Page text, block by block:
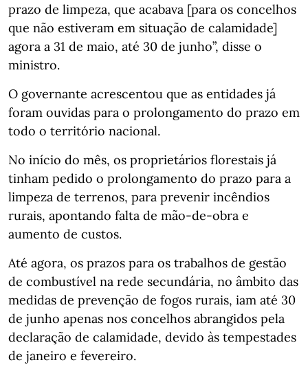
prazo de limpeza, que acabava [para os concelhos
que não estiveram em situação de calamidade]
agora a 31 de maio, até 30 de junho”, disse o
ministro.
O governante acrescentou que as entidades já
foram ouvidas para o prolongamento do prazo em
todo o território nacional.
No início do mês, os proprietários florestais já
tinham pedido o prolongamento do prazo para a
limpeza de terrenos, para prevenir incêndios
rurais, apontando falta de mão-de-obra e
aumento de custos.
Até agora, os prazos para os trabalhos de gestão
de combustível na rede secundária, no âmbito das
medidas de prevenção de fogos rurais, iam até 30
de junho apenas nos concelhos abrangidos pela
declaração de calamidade, devido às tempestades
de janeiro e fevereiro.